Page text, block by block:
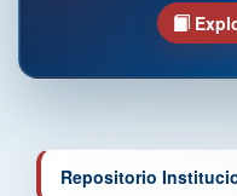
Repositorio